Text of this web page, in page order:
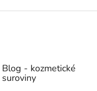
Blog - kozmetické
suroviny